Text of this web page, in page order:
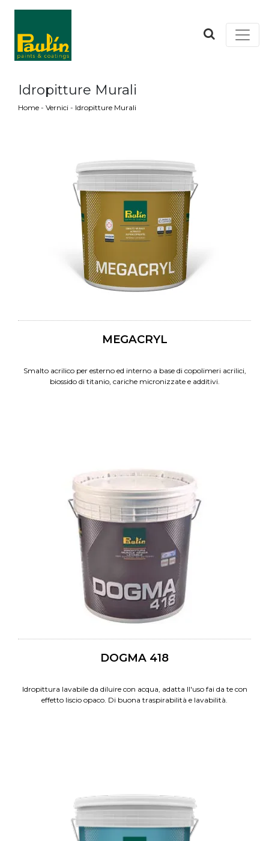
Idropitture Murali
Home - Vernici - Idropitture Murali
MEGACRYL
Smalto acrilico per esterno ed interno a base di copolimeri acrilici,
biossido di titanio, cariche micronizzate e additivi.
DOGMA 418
Idropittura lavabile da diluire con acqua, adatta ll'uso fai da te con
effetto liscio opaco. Di buona traspirabilità e lavabilità.